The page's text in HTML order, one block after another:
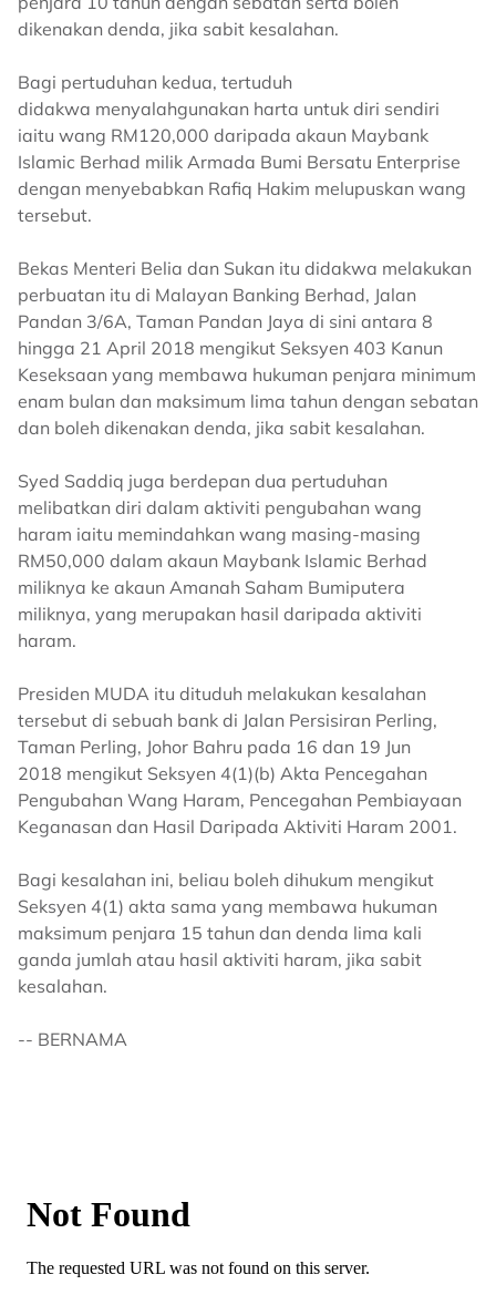
dikenakan denda, jika sabit kesalahan.
Bagi pertuduhan kedua, tertuduh
didakwa menyalahgunakan harta untuk diri sendiri
iaitu wang RM120,000 daripada akaun Maybank
Islamic Berhad milik Armada Bumi Bersatu Enterprise
dengan menyebabkan Rafiq Hakim melupuskan wang
tersebut.
Bekas Menteri Belia dan Sukan itu didakwa melakukan
perbuatan itu di Malayan Banking Berhad, Jalan
Pandan 3/6A, Taman Pandan Jaya di sini antara 8
hingga 21 April 2018 mengikut Seksyen 403 Kanun
Keseksaan yang membawa hukuman penjara minimum
enam bulan dan maksimum lima tahun dengan sebatan
dan boleh dikenakan denda, jika sabit kesalahan.
Syed Saddiq juga berdepan dua pertuduhan
melibatkan diri dalam aktiviti pengubahan wang
haram iaitu memindahkan wang masing-masing
RM50,000 dalam akaun Maybank Islamic Berhad
miliknya ke akaun Amanah Saham Bumiputera
miliknya, yang merupakan hasil daripada aktiviti
haram.
Presiden MUDA itu dituduh melakukan kesalahan
tersebut di sebuah bank di Jalan Persisiran Perling,
Taman Perling, Johor Bahru pada 16 dan 19 Jun
2018 mengikut Seksyen 4(1)(b) Akta Pencegahan
Pengubahan Wang Haram, Pencegahan Pembiayaan
Keganasan dan Hasil Daripada Aktiviti Haram 2001.
Bagi kesalahan ini, beliau boleh dihukum mengikut
Seksyen 4(1) akta sama yang membawa hukuman
maksimum penjara 15 tahun dan denda lima kali
ganda jumlah atau hasil aktiviti haram, jika sabit
kesalahan.
-- BERNAMA